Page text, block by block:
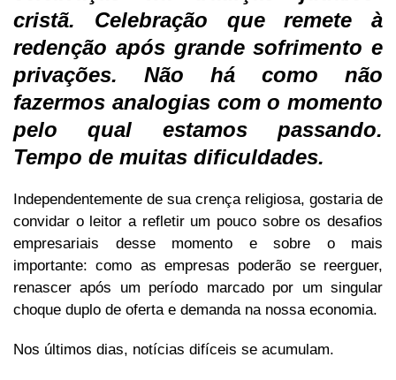
cristã. Celebração que remete à
redenção após grande sofrimento e
privações. Não há como não
fazermos analogias com o momento
pelo qual estamos passando.
Tempo de muitas dificuldades.
Independentemente de sua crença religiosa, gostaria de
convidar o leitor a refletir um pouco sobre os desafios
empresariais desse momento e sobre o mais
importante: como as empresas poderão se reerguer,
renascer após um período marcado por um singular
choque duplo de oferta e demanda na nossa economia.
Nos últimos dias, notícias difíceis se acumulam.